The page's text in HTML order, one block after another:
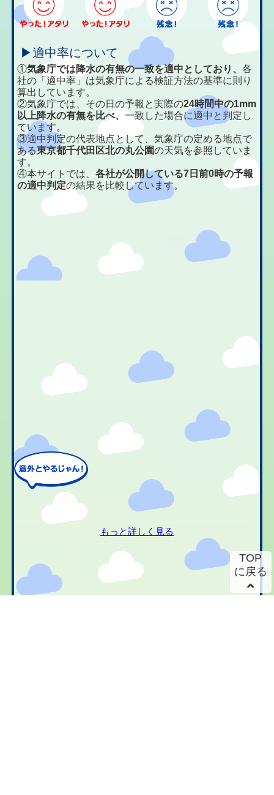
▶適中率について
①気象庁では降水の有無の一致を適中としており、各
社の「適中率」は気象庁による検証方法の基準に則り
算出しています。
②気象庁では、その日の予報と実際の24時間中の1mm
以上降水の有無を比べ、一致した場合に適中と判定し
ています。
③適中判定の代表地点として、気象庁の定める地点で
ある東京都千代田区北の丸公園の天気を参照していま
す。
④本サイトでは、各社が公開している7日前0時の予報
の適中判定の結果を比較しています。
もっと詳しく見る
TOP
に戻る